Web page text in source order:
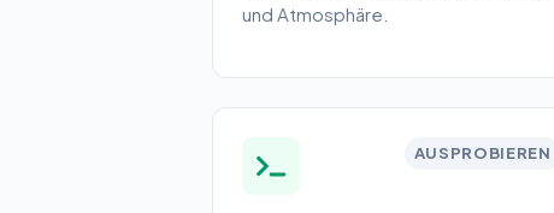
und Atmosphäre.
AUSPROBIEREN